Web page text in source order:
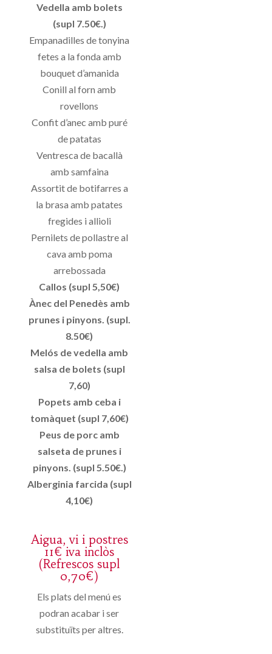
Vedella amb bolets
(supl 7.50€.)
Empanadilles de tonyina
fetes a la fonda amb
bouquet d’amanida
Conill al forn amb
rovellons
Confit d’anec amb puré
de patatas
Ventresca de bacallà
amb samfaina
Assortit de botifarres a
la brasa amb patates
fregides i allioli
Pernilets de pollastre al
cava amb poma
arrebossada
Callos (supl 5,50€)
Ànec del Penedès amb
prunes i pinyons. (supl.
8.50€)
Melós de vedella amb
salsa de bolets (supl
7,60)
Popets amb ceba i
tomàquet (supl 7,60€)
Peus de porc amb
salseta de prunes i
pinyons. (supl 5.50€.)
Alberginia farcida (supl
4,10€)
Aigua, vi i postres
11€ iva inclòs
(Refrescos supl
0,70€)
Els plats del menú es
podran acabar i ser
substituïts per altres.